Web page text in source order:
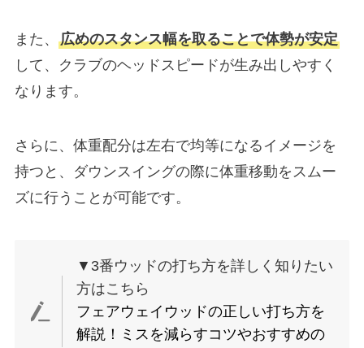
また、 広めのスタンス幅を取ることで体勢が安定
して、クラブのヘッドスピードが生み出しやすく
なります。
さらに、体重配分は左右で均等になるイメージを
持つと、ダウンスイングの際に体重移動をスムー
ズに行うことが可能です。
▼3番ウッドの打ち方を詳しく知りたい
方はこちら
フェアウェイウッドの正しい打ち方を
解説！ミスを減らすコツやおすすめの